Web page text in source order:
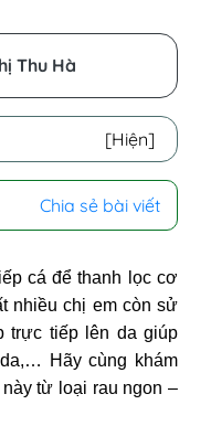
Thu Hà
[Hiện]
cá có tác
cá sữa chua
sữa tươi
cá và nha đam
cá mật ong
Chia sẻ bài viết
cá để thanh lọc cơ
nhiều chị em còn sử
trực tiếp lên da giúp
Hãy cùng khám
từ loại rau ngon –